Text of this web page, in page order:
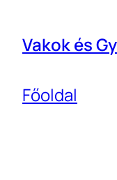
Vakok és
Főoldal